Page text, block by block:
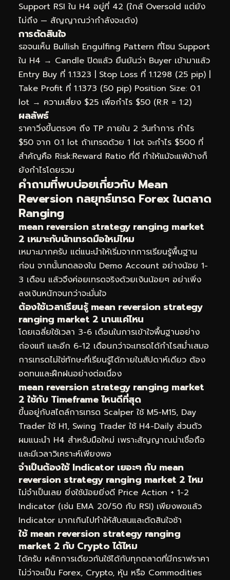
Support RSI ใน H4 อยู่ที่ 42 (ใกล้ Oversold แต่ยัง
ไม่ถึง — สัญญาณว่ากำลังจะเด้ง)
การตัดสินใจ
รอจนเห็น Bullish Engulfing Pattern ที่โซน Support
ใน H4 → Candle ปิดแล้ว ยืนยันว่า Buyer เข้ามาแล้ว
Entry Buy ที่ 1.1323 | Stop Loss ที่ 1.1298 (25 pip) |
Take Profit ที่ 1.1373 (50 pip) Position Size: 0.1
lot → ความเสี่ยง $25 เพื่อกำไร $50 (R:R = 1:2)
ผลลัพธ์
ราคาวิ่งขึ้นตรงๆ ถึง TP ภายใน 2 วันทำการ กำไร
$50 จาก 0.1 lot ถ้าเทรดด้วย 1 lot จะกำไร $500 ที่
สำคัญคือ Risk:Reward Ratio ที่ดี ทำให้แม้จะแพ้บ้างก็
ยังกำไรโดยรวม
คำถามที่พบบ่อยเกี่ยวกับ Mean
Reversion กลยุทธ์เทรด Forex ในตลาด
Ranging
mean reversion strategy ranging market
2 เหมาะกับนักเทรดมือใหม่ไหม
เหมาะมากครับ แต่แนะนำให้เริ่มจากการเรียนรู้พื้นฐาน
ก่อน จากนั้นทดลองใน Demo Account อย่างน้อย 1-
3 เดือน แล้วจึงค่อยเทรดจริงด้วยเงินน้อยๆ อย่าเพิ่ง
ลงเงินหนักจนกว่าจะมั่นใจ
ต้องใช้เวลาเรียนรู้ mean reversion strategy
ranging market 2 นานแค่ไหน
โดยเฉลี่ยใช้เวลา 3-6 เดือนในการเข้าใจพื้นฐานอย่าง
ถ่องแท้ และอีก 6-12 เดือนกว่าจะเทรดได้กำไรสม่ำเสมอ
การเทรดไม่ใช่ทักษะที่เรียนรู้ได้ภายในสัปดาห์เดียว ต้อง
อดทนและฝึกฝนอย่างต่อเนื่อง
mean reversion strategy ranging market
2 ใช้กับ Timeframe ไหนดีที่สุด
ขึ้นอยู่กับสไตล์การเทรด Scalper ใช้ M5-M15, Day
Trader ใช้ H1, Swing Trader ใช้ H4-Daily ส่วนตัว
ผมแนะนำ H4 สำหรับมือใหม่ เพราะสัญญาณน่าเชื่อถือ
และมีเวลาวิเคราะห์เพียงพอ
จำเป็นต้องใช้ Indicator เยอะๆ กับ mean
reversion strategy ranging market 2 ไหม
ไม่จำเป็นเลย ยิ่งใช้น้อยยิ่งดี Price Action + 1-2
Indicator (เช่น EMA 20/50 กับ RSI) เพียงพอแล้ว
Indicator มากเกินไปทำให้สับสนและตัดสินใจช้า
ใช้ mean reversion strategy ranging
market 2 กับ Crypto ได้ไหม
ได้ครับ หลักการเดียวกันใช้ได้กับทุกตลาดที่มีกราฟราคา
ไม่ว่าจะเป็น Forex, Crypto, หุ้น หรือ Commodities